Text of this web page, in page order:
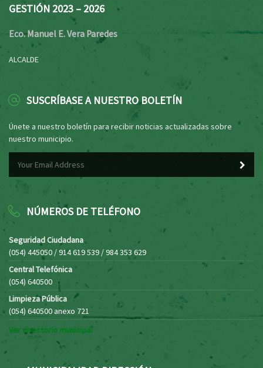
GESTIÓN 2023 – 2026
Eco. Manuel E. Vera Paredes
ALCALDE
SUSCRÍBASE A NUESTRO BOLETÍN
Únete a nuestro boletín para recibir noticias actualizadas sobre
nuestro municipio.
NÚMEROS DE TELÉFONO
Seguridad Ciudadana
(054) 445050 / 914 619 539 / 984 353 629
Central Telefónica
(054) 640500
Limpieza Pública
(054) 640500 anexo 721
Ver directorio municipal